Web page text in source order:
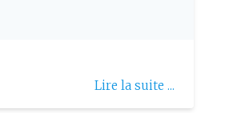
Lire la suite ...